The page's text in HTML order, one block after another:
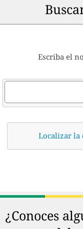
Escriba el
Localizar la
¿Conoces